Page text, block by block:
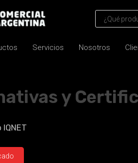
Servicios Nosotros
y